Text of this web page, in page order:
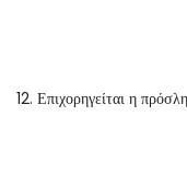
12. Επιχορηγείται η